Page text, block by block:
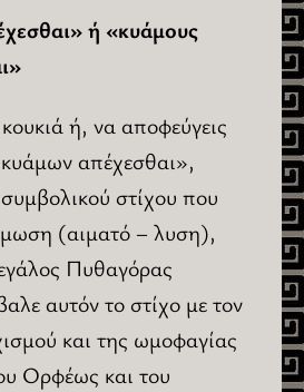
ή «κυάμους
ή, να αποφεύγεις
απέχεσθαι»,
στίχου που
(αιματό – λυση),
Πυθαγόρας
αυτόν το στίχο με τον
και της ωμοφαγίας
Ορφέως και του